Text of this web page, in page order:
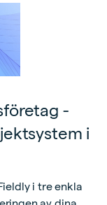
-
i
i tre enkla